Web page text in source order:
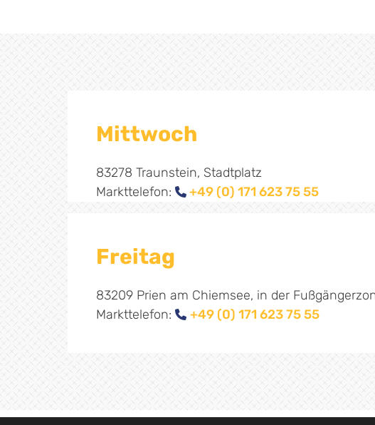
Mittwoch
83278 Traunstein, Stadtplatz
Markttelefon:  +49 (0) 171 623 75 55
Freitag
83209 Prien am Chiemsee, in der
Markttelefon:  +49 (0) 171 623 75 55